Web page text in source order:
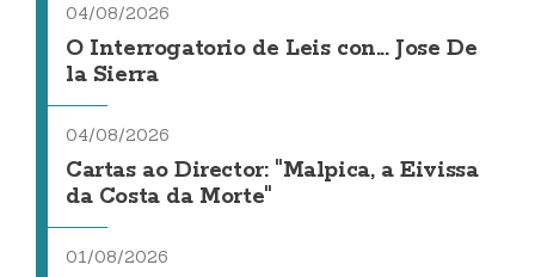
04/08/2026
O Interrogatorio de Leis con... Jose De
la Sierra
04/08/2026
Cartas ao Director: "Malpica, a Eivissa
da Costa da Morte"
01/08/2026